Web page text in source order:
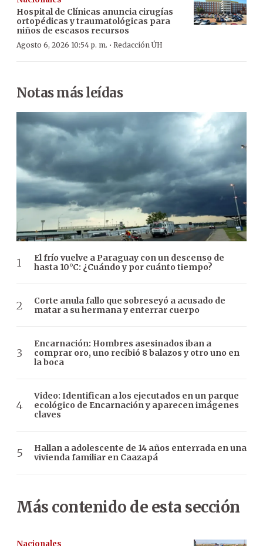
Hospital de Clínicas anuncia cirugías
ortopédicas y traumatológicas para
niños de escasos recursos
Agosto 6, 2026 10:54 p. m. · Redacción ÚH
Notas más leídas
El frío vuelve a Paraguay con un descenso de
hasta 10°C: ¿Cuándo y por cuánto tiempo?
Corte anula fallo que sobreseyó a acusado de
matar a su hermana y enterrar cuerpo
Encarnación: Hombres asesinados iban a
comprar oro, uno recibió 8 balazos y otro uno en
la boca
Video: Identifican a los ejecutados en un parque
ecológico de Encarnación y aparecen imágenes
claves
Hallan a adolescente de 14 años enterrada en una
vivienda familiar en Caazapá
Más contenido de esta sección